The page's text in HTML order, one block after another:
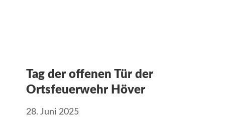
Tag der offenen Tür der
Ortsfeuerwehr Höver
28. Juni 2025